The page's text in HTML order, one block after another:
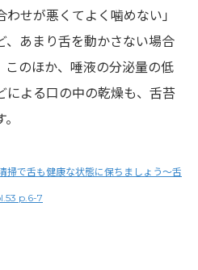
せが悪くてよく噛めない」
、あまり舌を動かさない場合
このほか、唾液の分泌量の低
による口の中の乾燥も、舌苔
掃で舌も健康な状態に保ちましょう～舌
p.6-7